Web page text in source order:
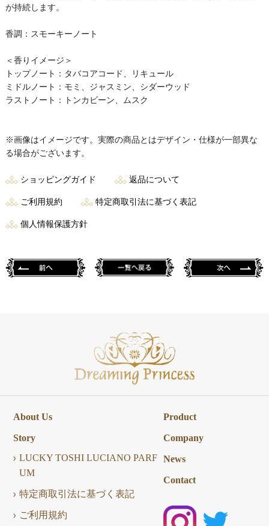
が持続します。
香調：スモーキーノート
＜香りイメージ＞
トップノート：タバコアコード、リキュール
ミドルノート：モミ、ジャスミン、シダーウッド
ラストノート：トンカビーン、ムスク
※画像はイメージです。実際の商品とはデザイン・仕様が一部異な
る場合がございます。
ショッピングガイド 返品について
ご利用規約 特定商取引法に基づく表記
個人情報保護方針
About Us
Story
LUCKY TOSHI LUCIANO PARF
UM
特定商取引法に基づく表記
ご利用規約
Product
Company
News
Contact